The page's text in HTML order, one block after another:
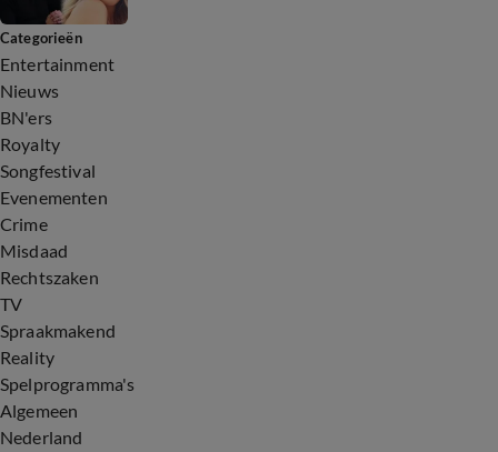
Categorieën
Entertainment
Nieuws
BN'ers
Royalty
Songfestival
Evenementen
Crime
Misdaad
Rechtszaken
TV
Spraakmakend
Reality
Spelprogramma's
Algemeen
Nederland